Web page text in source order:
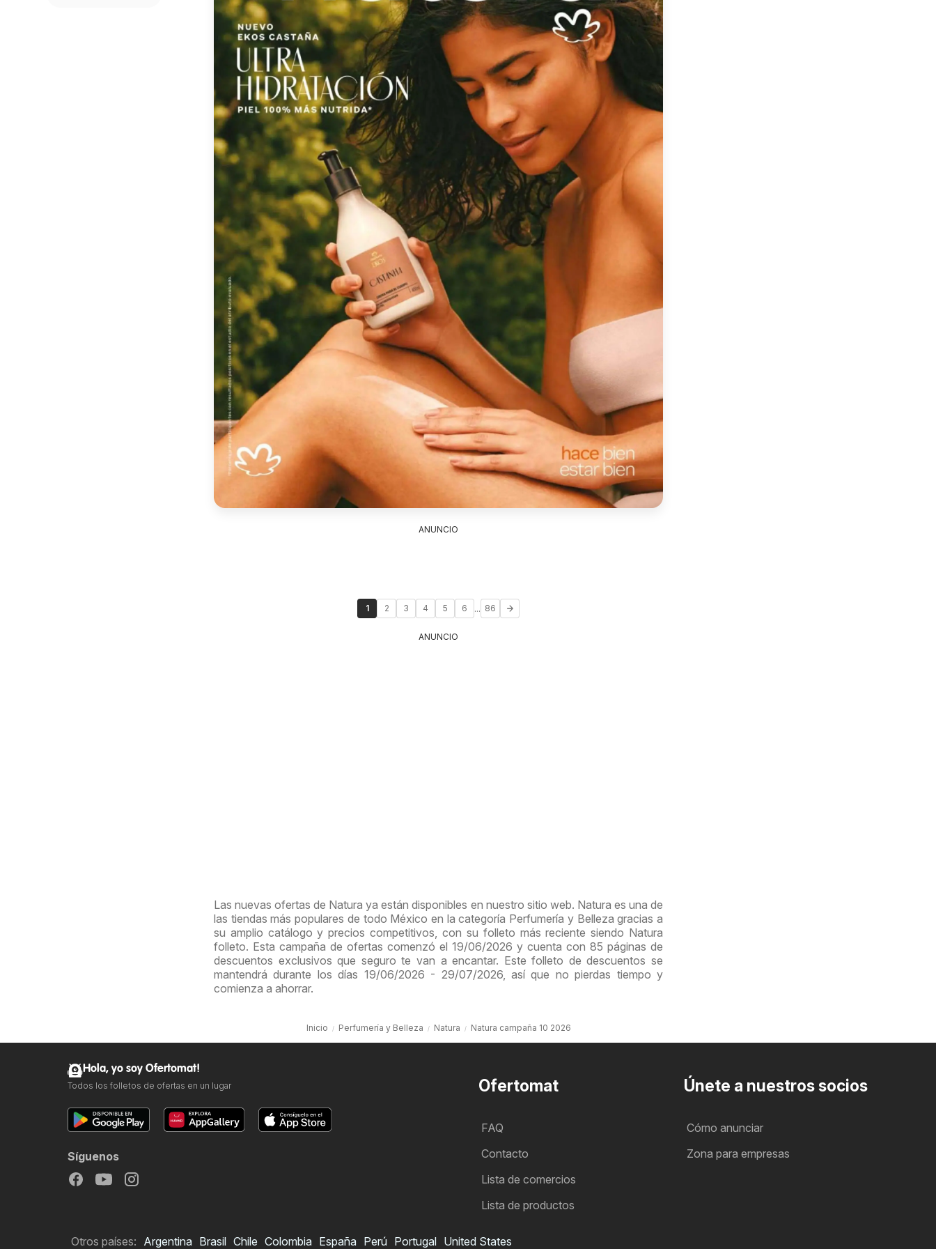
ANUNCIO
1 2 3 4 5 6 ... 86
ANUNCIO
Las nuevas ofertas de Natura ya están disponibles en nuestro sitio web. Natura es una de
las tiendas más populares de todo México en la categoría Perfumería y Belleza gracias a
su amplio catálogo y precios competitivos, con su folleto más reciente siendo Natura
folleto. Esta campaña de ofertas comenzó el 19/06/2026 y cuenta con 85 páginas de
descuentos exclusivos que seguro te van a encantar. Este folleto de descuentos se
mantendrá durante los días 19/06/2026 - 29/07/2026, así que no pierdas tiempo y
comienza a ahorrar.
Inicio Perfumería y Belleza Natura Natura campaña 10 2026
Ofertomat
FAQ
Contacto
Lista de comercios
Lista de productos
Únete a nuestros socios
Cómo anunciar
Zona para empresas
Hola, yo soy Ofertomat!
Todos los folletos de ofertas en un lugar
Síguenos
Otros países: Argentina Brasil Chile Colombia España Perú Portugal United States